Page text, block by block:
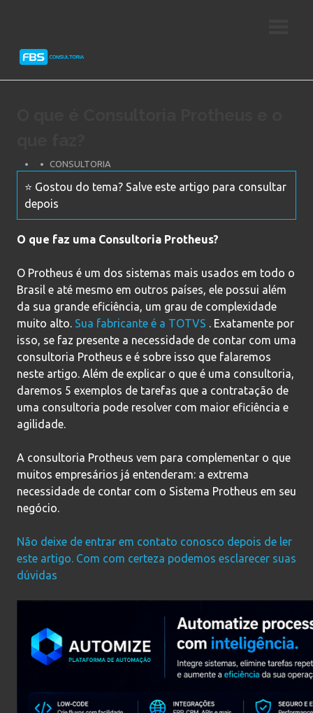
Protheus
CONSULTORIA
⭐ Gostou do tema? Salve este artigo para consultar
depois
O que faz uma Consultoria Protheus?
O Protheus é um dos sistemas mais usados em todo o
Brasil e até mesmo em outros países, ele possui além
da sua grande eficiência, um grau de complexidade
muito alto. Sua fabricante é a TOTVS . Exatamente por
isso, se faz presente a necessidade de contar com uma
consultoria Protheus e é sobre isso que falaremos
neste artigo. Além de explicar o que é uma consultoria,
daremos 5 exemplos de tarefas que a contratação de
uma consultoria pode resolver com maior eficiência e
agilidade.
A consultoria Protheus vem para complementar o que
muitos empresários já entenderam: a extrema
necessidade de contar com o Sistema Protheus em seu
negócio.
Não deixe de entrar em contato conosco depois de ler
este artigo. Com com certeza podemos esclarecer suas
dúvidas